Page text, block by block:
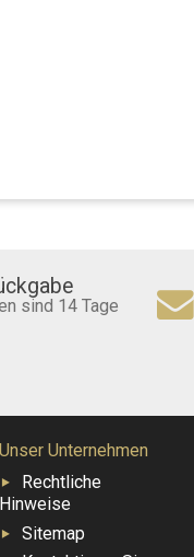
sind 14 Tage
Unser Unternehmen
Rechtliche
Hinweise
Sitemap